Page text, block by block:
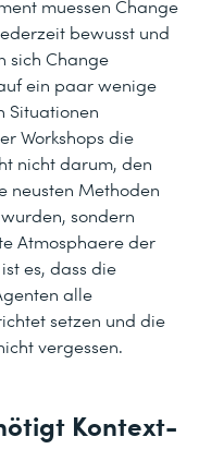
muessen Change
bewusst und
sich Change
ein paar wenige
Situationen
Workshops die
nicht darum, den
neusten Methoden
sondern
Atmosphaere der
es, dass die
alle
setzen und die
vergessen.
Kontext-